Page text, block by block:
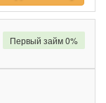
Первый займ 0%